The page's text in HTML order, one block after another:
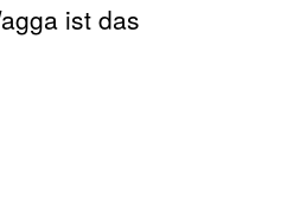
ist das